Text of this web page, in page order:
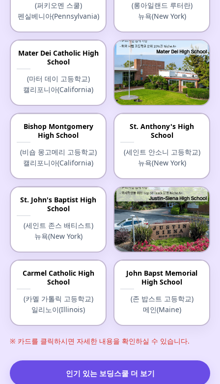
(퍼키오멘 스쿨)
펜실베니아(Pennsylvania)
(롱아일랜드 루터란)
뉴욕(New York)
Mater Dei Catholic High
School
(마터 데이 고등학교)
캘리포니아(California)
(마터 데이 고등학교)
캘리포니아(California)
Bishop Montgomery
High School
(비숍 몽고메리 고등학교)
캘리포니아(California)
St. Anthony's High
School
(세인트 안소니 고등학교)
뉴욕(New York)
St. John's Baptist High
School
(세인트 존스 배티스트)
뉴욕(New York)
(저스틴-시에나 고등학교)
캘리포니아(California)
Carmel Catholic High
School
(카멜 가톨릭 고등학교)
일리노이(Illinois)
John Bapst Memorial
High School
(존 밥스트 고등학교)
메인(Maine)
※ 카드를 클릭하시면 자세한 내용을 확인하실 수 있습니다.
인기 있는 보딩스쿨 더 보기